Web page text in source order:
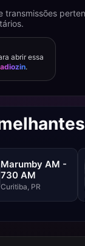
transmissões
abrir essa
.
Marumby AM -
730 AM
Curitiba, PR